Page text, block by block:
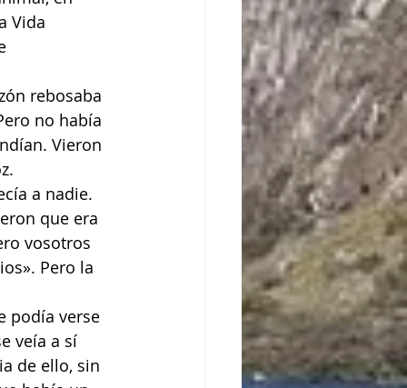
Vida
rebosaba
no había
Vieron
a nadie.
que era
vosotros
Pero la
podía verse
veía a sí
de ello, sin